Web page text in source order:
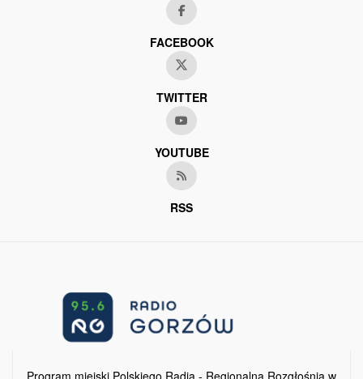
FACEBOOK
TWITTER
YOUTUBE
RSS